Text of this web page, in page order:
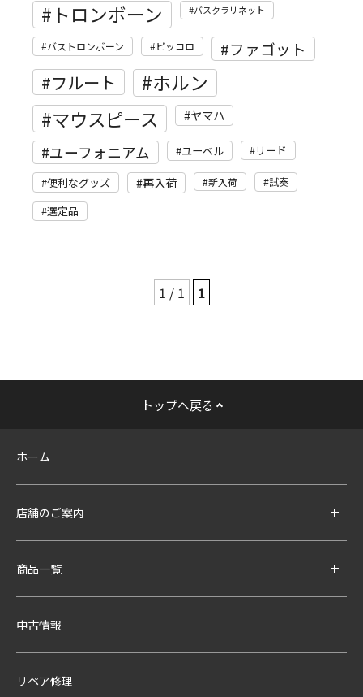
トロンボーン バスクラリネット
バストロンボーン ピッコロ ファゴット
フルート ホルン
マウスピース ヤマハ
ユーフォニアム ユーベル リード
便利なグッズ 再入荷 新入荷 試奏
選定品
1 / 1 1
トップへ戻る
ホーム
店舗のご案内
商品一覧
中古情報
リペア修理